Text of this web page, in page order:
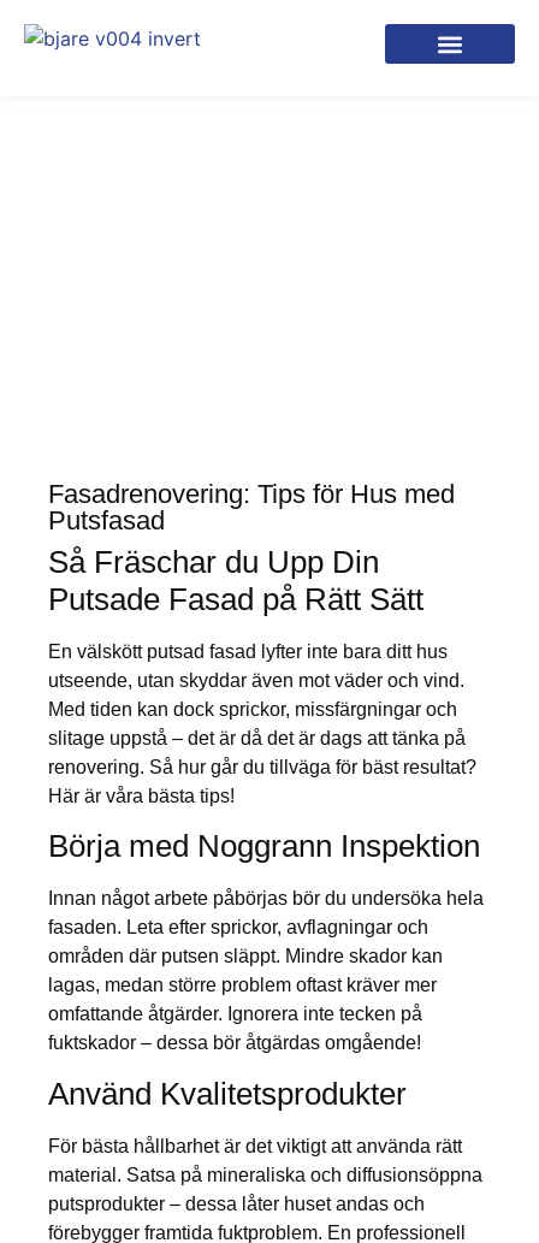
Fasadrenovering: Tips för Hus med
Putsfasad
Så Fräschar du Upp Din
Putsade Fasad på Rätt Sätt
En välskött putsad fasad lyfter inte bara ditt hus
utseende, utan skyddar även mot väder och vind.
Med tiden kan dock sprickor, missfärgningar och
slitage uppstå – det är då det är dags att tänka på
renovering. Så hur går du tillväga för bäst resultat?
Här är våra bästa tips!
Börja med Noggrann Inspektion
Innan något arbete påbörjas bör du undersöka hela
fasaden. Leta efter sprickor, avflagningar och
områden där putsen släppt. Mindre skador kan
lagas, medan större problem oftast kräver mer
omfattande åtgärder. Ignorera inte tecken på
fuktskador – dessa bör åtgärdas omgående!
Använd Kvalitetsprodukter
För bästa hållbarhet är det viktigt att använda rätt
material. Satsa på mineraliska och diffusionsöppna
putsprodukter – dessa låter huset andas och
förebygger framtida fuktproblem. En professionell